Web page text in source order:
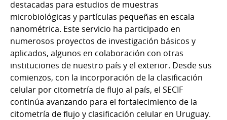
destacadas para estudios de muestras
microbiológicas y partículas pequeñas en escala
nanométrica. Este servicio ha participado en
numerosos proyectos de investigación básicos y
aplicados, algunos en colaboración con otras
instituciones de nuestro país y el exterior. Desde sus
comienzos, con la incorporación de la clasificación
celular por citometría de flujo al país, el SECIF
continúa avanzando para el fortalecimiento de la
citometría de flujo y clasificación celular en Uruguay.